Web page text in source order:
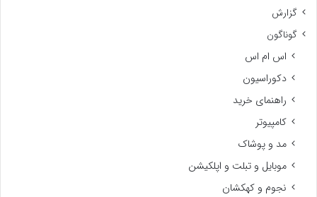
گزارش
گوناگون
اس ام اس
دکوراسیون
راهنمای خرید
کامپیوتر
مد و پوشاک
موبایل و تبلت و اپلکیشن
نجوم و کهکشان